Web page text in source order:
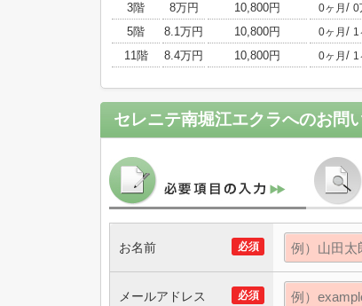
3階
8万円 10,800円 0ヶ月 / 0
5階
8.1万円 10,800円 0ヶ月 / 1
11階
8.4万円 10,800円 0ヶ月 / 1
セレニテ南堀江エクラへのお問
必須
お名前
必須
メールアドレス